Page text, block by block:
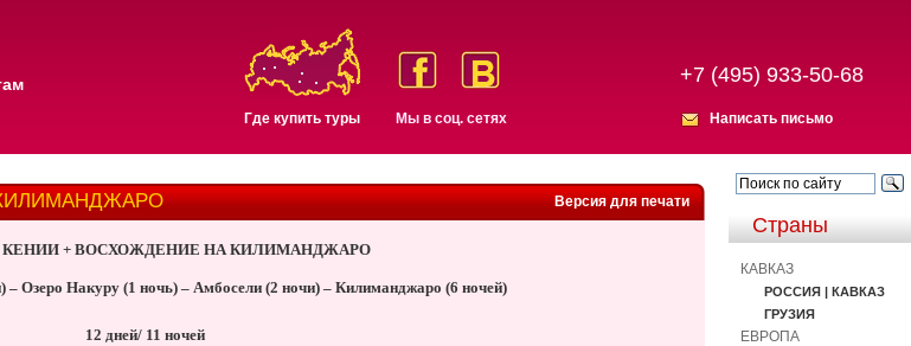
Где купить туры Мы в соц. сетях
+7 (495) 933-50-68
Написать письмо
Версия для печати
КЕНИИ + ВОСХОЖДЕНИЕ НА КИЛИМАНДЖАРО
Озеро Накуру (1 ночь) – Амбосели (2 ночи) – Килиманджаро (6 ночей)
12 дней/ 11 ночей
Страны
КАВКАЗ
РОССИЯ | КАВКАЗ
ГРУЗИЯ
ЕВРОПА